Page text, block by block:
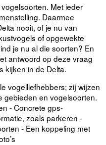
Met ieder
Daarmee
nooit, of je nu van
of opgewekte
je nu al die soorten? En
antwoord op deze vraag
kijken in de Delta.
vogelliefhebbers; zij wijzen
gebieden en vogelsoorten.
- Concrete gps-
zoals parkeren -
- Een koppeling met